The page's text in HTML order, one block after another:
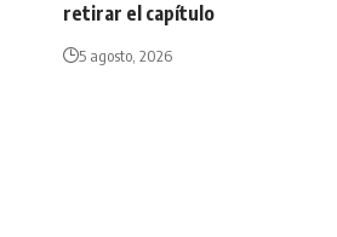
retirar el capítulo
5 agosto, 2026